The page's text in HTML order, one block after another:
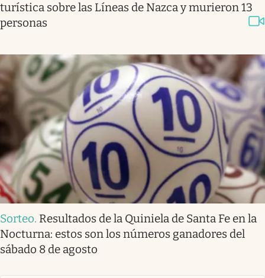
turística sobre las Líneas de Nazca y murieron 13
personas
Sorteo. Resultados de la Quiniela de Santa Fe en la
Nocturna: estos son los números ganadores del
sábado 8 de agosto